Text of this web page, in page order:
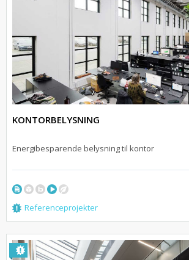
KONTORBELYSNING
Energibesparende belysning til kontor
Referenceprojekter